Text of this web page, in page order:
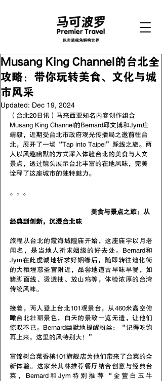
以赤道视角解构世界
Musang King Channel的台北全
攻略：带你玩转美食、文化与城
市风采
Updated: Dec 19, 2024
（台北20日讯）马来西亚知名内容创作组合
Musang King Channel的Bernard邱文博和Jym庄
靖毅，近期受台北市政府观光传播局之邀前往台
北，展开了一场“Tap into Taipei”踩线之旅。两
人以风趣幽默的方式深入体验台北的美食与人文
景点，透过镜头展示台北丰富的在地风味，完美
诠释了这座城市的独特魅力。
。。。
经典到创新，沉浸台北味
旅程从台北的霞海城隍庙开始，这座庙宇以月老
闻名，是当地人祈求姻缘的好去处。Bernard和
Jym在此虔诚地祈求好姻缘后，随即转往迪化街
的大稻埕慈圣宫附近，品尝地道古早味早餐，如
猪脚面线、烫透抽、放山鸡等，体验浓厚的台湾
传统风味。
接着，两人登上台北101观景台，从460米高空俯
瞰台北壮丽景色，白天的景致一览无遗，让他们
惊叹不已。Bernard幽默地提醒粉丝：“记得吃饱
再上来，这里的风特别大！”
富锦树台菜香槟101旗舰店为他们带来了台菜的全
新体验。这家米其林推荐餐厅结合创意与经典台
菜，Bernard和Jym特别推荐“金萱白玉牛